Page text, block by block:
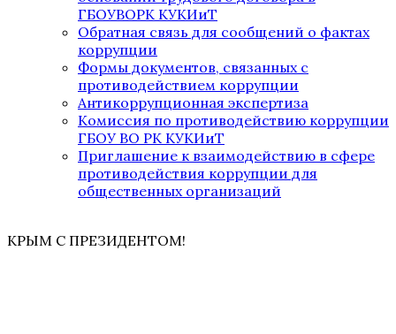
ГБОУВОРК КУКИиТ
Обратная связь для сообщений о фактах
коррупции
Формы документов, связанных с
противодействием коррупции
Антикоррупционная экспертиза
Комиссия по противодействию коррупции
ГБОУ ВО РК КУКИиТ
Приглашение к взаимодействию в сфере
противодействия коррупции для
общественных организаций
КРЫМ С ПРЕЗИДЕНТОМ!